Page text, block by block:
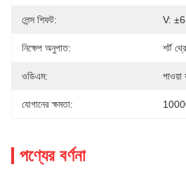
লেন্স শিফট: V:
নিক্ষেপ অনুপাত: শর্ট
ওডিএম: পাওয়া
যোগানের ক্ষমতা:
পণ্যের বর্ণনা